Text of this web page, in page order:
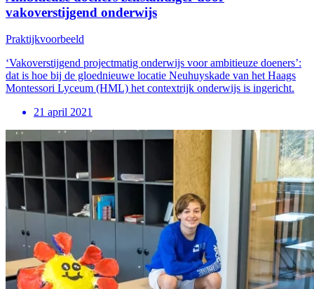
vakoverstijgend onderwijs
Praktijkvoorbeeld
‘Vakoverstijgend projectmatig onderwijs voor ambitieuze doeners’:
dat is hoe bij de gloednieuwe locatie Neuhuyskade van het Haags
Montessori Lyceum (HML) het contextrijk onderwijs is ingericht.
21 april 2021